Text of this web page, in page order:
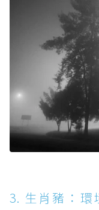
3. 生肖豬：環